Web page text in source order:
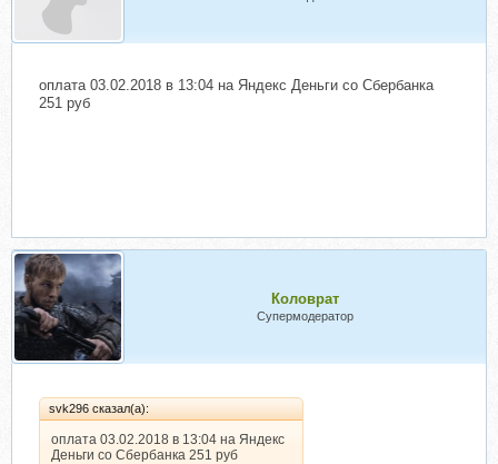
оплата 03.02.2018 в 13:04 на Яндекс Деньги со Сбербанка
251 руб
Коловрат
Супермодератор
svk296 сказал(а):
оплата 03.02.2018 в 13:04 на Яндекс
Деньги со Сбербанка 251 руб